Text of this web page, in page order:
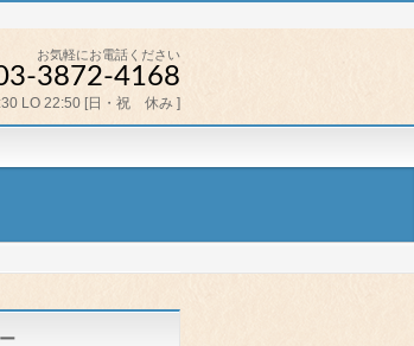
お気軽にお電話ください
3872-4168
LO 22:50 [日・祝 休み ]